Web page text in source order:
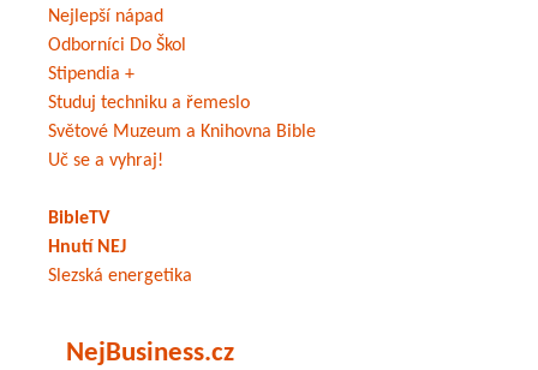
Nejlepší nápad
Odborníci Do Škol
Stipendia +
Studuj techniku a řemeslo
Světové Muzeum a Knihovna Bible
Uč se a vyhraj!
BibleTV
Hnutí NEJ
Slezská energetika
NejBusiness.cz